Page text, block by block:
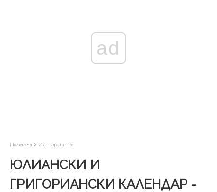
ad
Начална Историята
ЮЛИАНСКИ И
ГРИГОРИАНСКИ КАЛЕНДАР -